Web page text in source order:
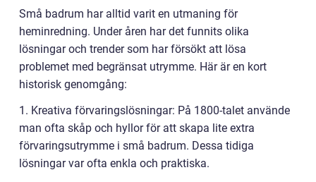
Små badrum har alltid varit en utmaning för
heminredning. Under åren har det funnits olika
lösningar och trender som har försökt att lösa
problemet med begränsat utrymme. Här är en kort
historisk genomgång:
1. Kreativa förvaringslösningar: På 1800-talet använde
man ofta skåp och hyllor för att skapa lite extra
förvaringsutrymme i små badrum. Dessa tidiga
lösningar var ofta enkla och praktiska.